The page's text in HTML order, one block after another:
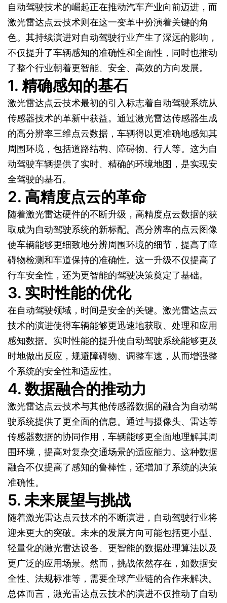
自动驾驶技术的崛起正在推动汽车产业向前迈进，而
激光雷达点云技术则在这一变革中扮演着关键的角
色。其持续演进对自动驾驶行业产生了深远的影响，
不仅提升了车辆感知的准确性和全面性，同时也推动
了整个行业朝着更智能、安全、高效的方向发展。
1. 精确感知的基石
激光雷达点云技术最初的引入标志着自动驾驶系统从
传感器技术的革新中获益。通过激光雷达传感器生成
的高分辨率三维点云数据，车辆得以更准确地感知其
周围环境，包括道路结构、障碍物、行人等。这为自
动驾驶车辆提供了实时、精确的环境地图，是实现安
全驾驶的基石。
2. 高精度点云的革命
随着激光雷达硬件的不断升级，高精度点云数据的获
取成为自动驾驶系统的新标配。高分辨率的点云图像
使车辆能够更细致地分辨周围环境的细节，提高了障
碍物检测和车道保持的准确性。这一升级不仅提高了
行车安全性，还为更智能的驾驶决策奠定了基础。
3. 实时性能的优化
在自动驾驶领域，时间是安全的关键。激光雷达点云
技术的演进使得车辆能够更迅速地获取、处理和应用
感知数据。实时性能的提升使自动驾驶系统能够更及
时地做出反应，规避障碍物、调整车速，从而增强整
个系统的安全性和适应性。
4. 数据融合的推动力
激光雷达点云技术与其他传感器数据的融合为自动驾
驶系统提供了更全面的信息。通过与摄像头、雷达等
传感器数据的协同作用，车辆能够更全面地理解其周
围环境，提高对复杂交通场景的适应能力。这种数据
融合不仅提高了感知的鲁棒性，还增加了系统的决策
准确性。
5. 未来展望与挑战
随着激光雷达点云技术的不断演进，自动驾驶行业将
迎来更大的突破。未来的发展方向可能包括更小型、
轻量化的激光雷达设备、更智能的数据处理算法以及
更广泛的应用场景。然而，挑战依然存在，如数据安
全性、法规标准等，需要全球产业链的合作来解决。
总体而言，激光雷达点云技术的演进不仅推动了自动